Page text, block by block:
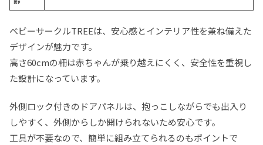
ベビーサークルTREEは、安心感とインテリア性を兼ね備えた
デザインが魅力です。
高さ60cmの柵は赤ちゃんが乗り越えにくく、安全性を重視し
た設計になっています。
外側ロック付きのドアパネルは、抱っこしながらでも出入り
しやすく、外側からしか開けられないため安心です。
工具が不要なので、簡単に組み立てられるのもポイントで